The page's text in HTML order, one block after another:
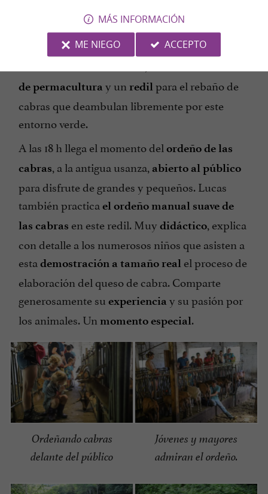
Espléndidas cascadas,
construcciones rurales
que acogen a una
de permacultura y un redil para el rebaño de
cabras que deambulan libremente por este
entorno verde.
A las 18 h llega el momento del ordeño de las
cabras, a la antigua usanza, abierto al público
para disfrute de grandes y pequeños. Lucas
también practica el ordeño manual suave de
las cabras en este redil. Muy didáctico, explica
con detalle a los numerosos niños que asisten a
esta demostración a tamaño real el proceso de
elaboración del queso de cabra. Comparte
generosamente su experiencia y su pasión por
los animales. Un momento especial.
Ordeñando cabras
delante del público
Jóvenes y mayores
admiran el ordeño.
MÁS INFORMACIÓN
ME NIEGO
ACCEPTO